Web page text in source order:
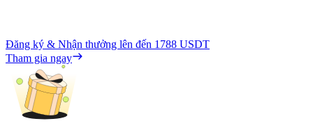
Đăng ký & Nhận thưởng lên đến 1788 USDT
Tham gia ngay